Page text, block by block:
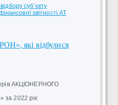
суб’єкту
звітності АТ
які відбулися
АКЦІОНЕРНОГО
за 2022 рік: